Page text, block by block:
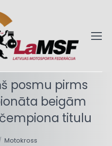
posmu pirms
beigām
titulu
Motokross